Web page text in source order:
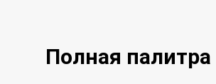
Полная палитра